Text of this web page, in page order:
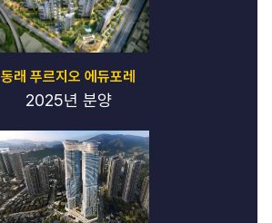
동래 푸르지오 에듀포레
2025년 분양